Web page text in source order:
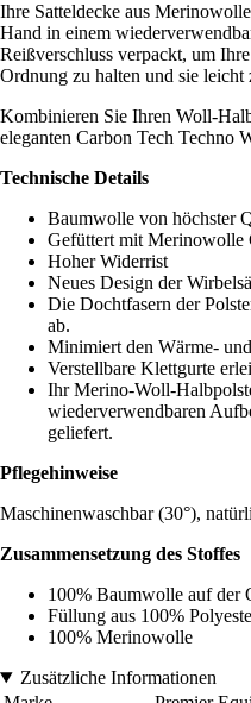
Ihre Satteldecke aus
Hand in einem
Reißverschluss verpackt, um
Ordnung zu halten und sie leicht
Kombinieren Sie Ihren Woll-
eleganten Carbon Tech Techno
Technische Details
Baumwolle von höchster
Gefüttert mit Merinowolle
Hoher Widerrist
Neues Design der
Die Dochtfasern der
ab.
Minimiert den Wärme-
Verstellbare Klettgurte
Ihr Merino-Woll-
wiederverwendbaren
geliefert.
Pflegehinweise
Maschinenwaschbar (30°),
Zusammensetzung des Stoffes
100% Baumwolle auf der
Füllung aus 100%
100% Merinowolle
Zusätzliche Informationen